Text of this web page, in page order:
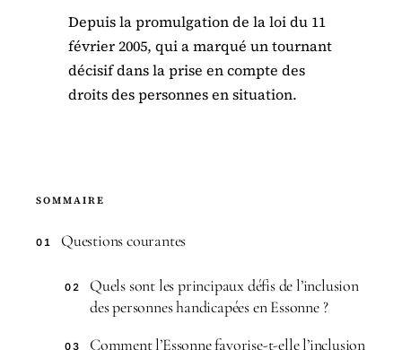
Depuis la promulgation de la loi du 11
février 2005, qui a marqué un tournant
décisif dans la prise en compte des
droits des personnes en situation.
SOMMAIRE
01 Questions courantes
02
Quels sont les principaux défis de l’inclusion
des personnes handicapées en Essonne ?
03
Comment l’Essonne favorise-t-elle l’inclusion